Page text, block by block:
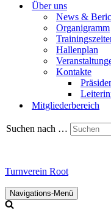
Über uns
News &
Organigramm
Hallenplan
Kontakte
Mitgliederbereich
Suchen nach …
Turnverein Root
Navigations-Menü